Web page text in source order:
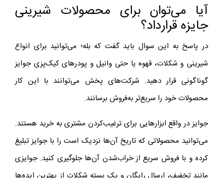
آیا می‌توان برای محصولات شیرینی
جایزه قرارداد؟
در پاسخ به این سوال باید گفت که بله؛ می‌توانید برای انواع
شیرینی و شکلات، قهوه یا حتی وانیل و پودرهای کیک‌پزی جوایز
گوناگونی قرار دهید. شرکت‌های پخش می‌توانند با این کار
محصولات خود را سریع‌تر به‌فروش برسانند.
جوایز در واقع ابزارهایی برای ترغیب‌کردن مشتری به خرید هستند.
می‌توانید محصولاتی که تاریخ آن‌ها نزدیک است را با جوایز تبلیغ
کرده و با فروش سریع از خراب‌شدن آن‌ها جلوگیری کنید. جوایزی